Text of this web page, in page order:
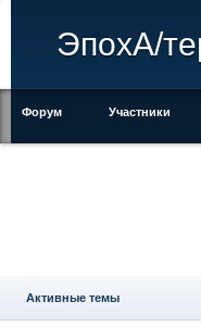
ЭпохА/
Форум Участники
Активные темы